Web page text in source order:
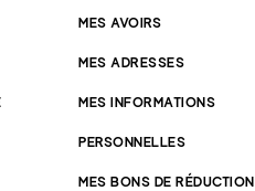
MES AVOIRS
MES ADRESSES
MES INFORMATIONS
PERSONNELLES
MES BONS DE RÉDUCTION